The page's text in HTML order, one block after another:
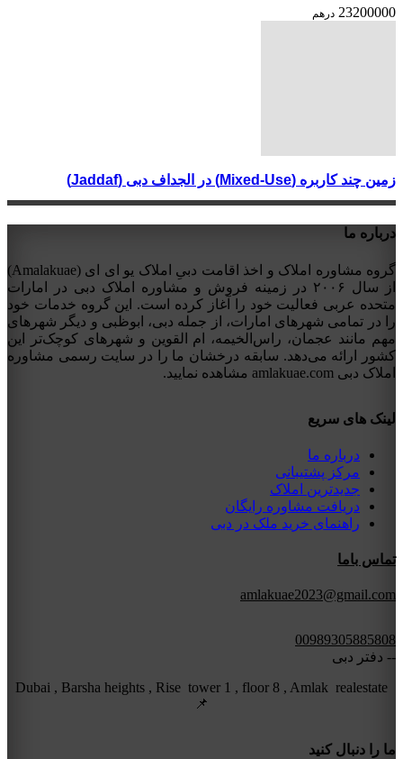
23200000 درهم
زمین چند کاربره (Mixed-Use) در الجداف دبی (Jaddaf)
درباره ما
گروه مشاوره املاک و اخذ اقامت دبیِ املاک یو ای ای (Amalakuae)
از سال ۲۰۰۶ در زمینه فروش و مشاوره املاک دبی در امارات
متحده عربی فعالیت خود را آغاز کرده است. این گروه خدمات خود
را در تمامی شهرهای امارات، از جمله دبی، ابوظبی و دیگر شهرهای
مهم مانند عجمان، راس‌الخیمه، ام القوین و شهرهای کوچک‌تر این
کشور ارائه می‌دهد. سابقه درخشان ما را در سایت رسمی مشاوره
املاک دبی amlakuae.com مشاهده نمایید.
لینک های سریع
درباره ما
مرکز پشتیبانی
جدیدترین املاک
دریافت مشاوره رایگان
راهنمای خرید ملک در دبی
تماس باما
amlakuae2023@gmail.com
00989305885808
-- دفتر دبی
Dubai , Barsha heights , Rise tower 1 , floor 8 , Amlak realestate
📌
ما را دنبال کنید